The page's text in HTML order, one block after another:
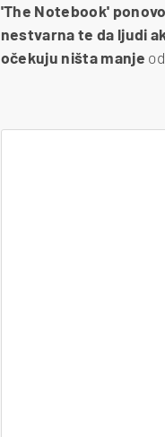
'The Notebook' ponovo
nestvarna te da ljudi
očekuju ništa manje